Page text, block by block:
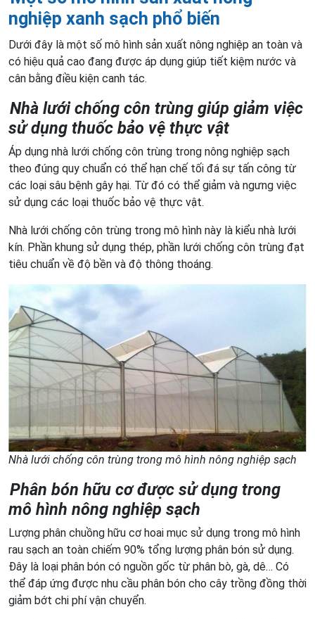
nghiệp xanh sạch phổ biến
Dưới đây là một số mô hình sản xuất nông nghiệp an toàn và
có hiệu quả cao đang được áp dụng giúp tiết kiệm nước và
cân bằng điều kiện canh tác.
Nhà lưới chống côn trùng giúp giảm việc
sử dụng thuốc bảo vệ thực vật
Áp dụng nhà lưới chống côn trùng trong nông nghiệp sạch
theo đúng quy chuẩn có thể hạn chế tối đá sự tấn công từ
các loại sâu bệnh gây hại. Từ đó có thể giảm và ngưng việc
sử dụng các loại thuốc bảo vệ thực vật.
Nhà lưới chống côn trùng trong mô hình này là kiểu nhà lưới
kín. Phần khung sử dụng thép, phần lưới chống côn trùng đạt
tiêu chuẩn về độ bền và độ thông thoáng.
Nhà lưới chống côn trùng trong mô hình nông nghiệp sạch
Phân bón hữu cơ được sử dụng trong
mô hình nông nghiệp sạch
Lượng phân chuồng hữu cơ hoai mục sử dụng trong mô hình
rau sạch an toàn chiếm 90% tổng lượng phân bón sử dụng.
Đây là loại phân bón có nguồn gốc từ phân bò, gà, dê… Có
thể đáp ứng được nhu cầu phân bón cho cây trồng đồng thời
giảm bớt chi phí vận chuyển.